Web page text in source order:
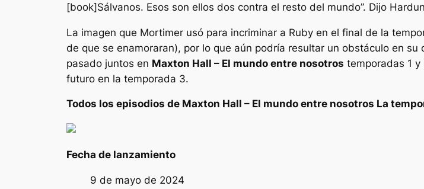
[book]Sálvanos. Esos son ellos dos contra el resto del mundo”. Dijo
La imagen que Mortimer usó para incriminar a Ruby en el final de la
de que se enamoraran), por lo que aún podría resultar un obstáculo en
pasado juntos en Maxton Hall – El mundo entre nosotros temporadas 1
futuro en la temporada 3.
Todos los episodios de Maxton Hall – El mundo entre nosotros La
Fecha de lanzamiento
9 de mayo de 2024